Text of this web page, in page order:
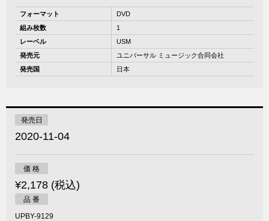
フォーマット
DVD
組み枚数
1
レーベル
USM
発売元
ユニバーサル ミュージック合同会社
発売国
日本
発売日
2020-11-04
価 格
¥2,178 (税込)
品 番
UPBY-9129